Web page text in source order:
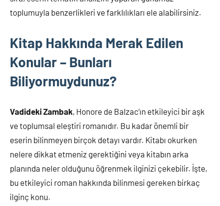
toplumuyla benzerlikleri ve farklılıkları ele alabilirsiniz.
Kitap Hakkında Merak Edilen
Konular – Bunları
Biliyormuydunuz?
Vadideki Zambak, Honore de Balzac’ın etkileyici bir aşk
ve toplumsal eleştiri romanıdır. Bu kadar önemli bir
eserin bilinmeyen birçok detayı vardır. Kitabı okurken
nelere dikkat etmeniz gerektiğini veya kitabın arka
planında neler olduğunu öğrenmek ilginizi çekebilir. İşte,
bu etkileyici roman hakkında bilinmesi gereken birkaç
ilginç konu.